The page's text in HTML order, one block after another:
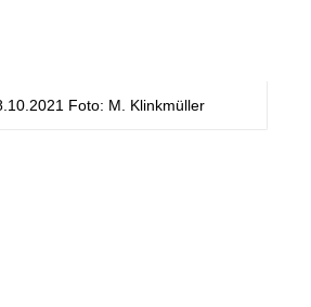
Foto: M. Klinkmüller